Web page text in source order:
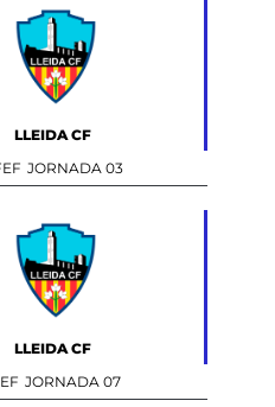
LLEIDA CF
JORNADA 03
LLEIDA CF
JORNADA 07